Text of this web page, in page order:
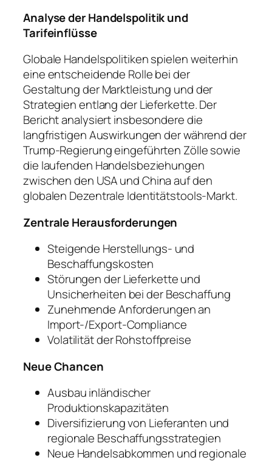
Analyse der Handelspolitik und
Tarifeinflüsse
Globale Handelspolitiken spielen weiterhin
eine entscheidende Rolle bei der
Gestaltung der Marktleistung und der
Strategien entlang der Lieferkette. Der
Bericht analysiert insbesondere die
langfristigen Auswirkungen der während der
Trump-Regierung eingeführten Zölle sowie
die laufenden Handelsbeziehungen
zwischen den USA und China auf den
globalen Dezentrale Identitätstools-Markt.
Zentrale Herausforderungen
Steigende Herstellungs- und
Beschaffungskosten
Störungen der Lieferkette und
Unsicherheiten bei der Beschaffung
Zunehmende Anforderungen an
Import-/Export-Compliance
Volatilität der Rohstoffpreise
Neue Chancen
Ausbau inländischer
Produktionskapazitäten
Diversifizierung von Lieferanten und
regionale Beschaffungsstrategien
Neue Handelsabkommen und regionale